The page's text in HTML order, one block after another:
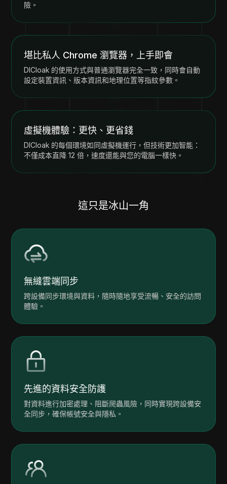
險。
堪比私人 Chrome 瀏覽器，上手即會
DICloak 的使用方式與普通瀏覽器完全一致，同時會自動
設定裝置資訊、版本資訊和地理位置等指紋參數。
虛擬機體驗：更快、更省錢
DICloak 的每個環境如同虛擬機運行，但技術更加智能：
不僅成本直降 12 倍，速度還能與您的電腦一樣快。
這只是冰山一角
無縫雲端同步
跨設備同步環境與資料，隨時隨地享受流暢、安全的訪問
體驗。
先進的資料安全防護
對資料進行加密處理、阻斷爬蟲風險，同時實現跨設備安
全同步，確保帳號安全與隱私。